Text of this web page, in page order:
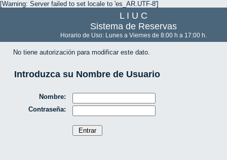
[Warning: Server failed to set locale to 'es_AR.UTF-8']
L I U C
Sistema de Reservas
Horario de Uso: Lunes a Viernes de 8:00 h a 17:00 h.
No tiene autorización para modificar este dato.
Introduzca su Nombre de Usuario
Nombre:
Contraseña: